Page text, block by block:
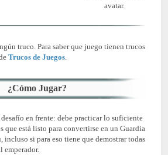
avatar.
truco. Para saber que juego tienen trucos
Trucos de Juegos
¿Cómo Jugar?
en frente: debe practicar lo suficiente
que está listo para convertirse en un Guardia
incluso si para eso tiene que demostrar todas
emperador.